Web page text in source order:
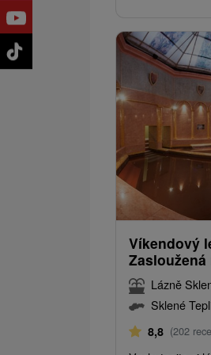
Víkendový
Zasloužená
Lázně
Sklené
8,8 (202